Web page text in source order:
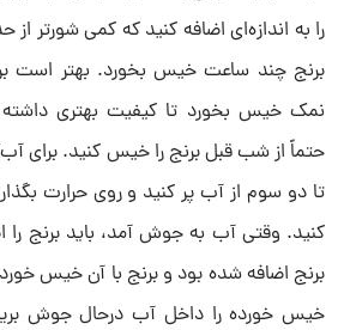
را به اندازه‌ای اضافه کنید که کمی شور‌تر
نمک خیس بخورد تا کیفیت بهتری داشته
حتماً از شب قبل برنج را خیس کنید. برای
تا دو سوم از آب پر کنید و روی حرارت
کنید. وقتی آب به جوش آمد، باید برنج را
برنج اضافه شده بود و برنج با آن خیس
خیس خورده را داخل آب درحال جوش